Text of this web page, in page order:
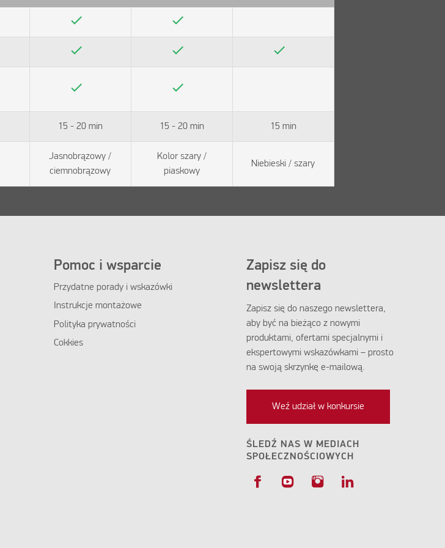
check check
check check check
check check
15 - 20 min 15 - 20 min 15 min
Jasnobrązowy /
ciemnobrązowy
Kolor szary /
piaskowy
Niebieski / szary
Pomoc i wsparcie
Przydatne porady i wskazówki
Instrukcje montażowe
Polityka prywatności
Cokkies
Zapisz się do
newslettera
Zapisz się do naszego newslettera,
aby być na bieżąco z nowymi
produktami, ofertami specjalnymi i
ekspertowymi wskazówkami – prosto
na swoją skrzynkę e-mailową.
Weź udział w konkursie
ŚLEDŹ NAS W MEDIACH
SPOŁECZNOŚCIOWYCH